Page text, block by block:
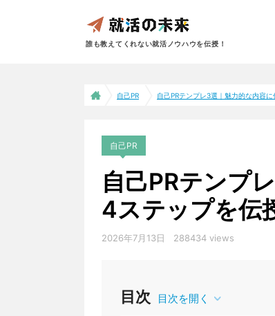
誰も教えてくれない就活ノウハウを伝授！
自己PR 自己PRテンプレ3選｜魅力的な内容
自己PR
自己PRテンプ
4ステップを伝
2026年7月13日 288434 views
目次 目次を開く